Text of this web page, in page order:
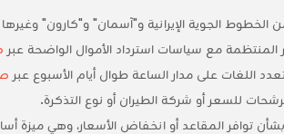
الخطوط الجوية الإيرانية و"آسمان" و"كارون"
المنتظمة مع سياسات استرداد الأموال الواضحة عبر
اللغات على مدار الساعة طوال أيام الأسبوع عبر
للسعر أو شركة الطيران أو نوع التذكرة.
توافر المقاعد أو انخفاض الأسعار، وهي ميزة